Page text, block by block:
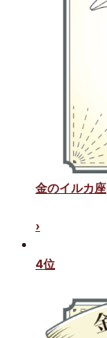
金のイルカ座
›
4位